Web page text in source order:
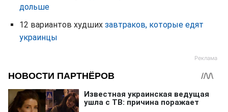
дольше
12 вариантов худших завтраков, которые едят
украинцы